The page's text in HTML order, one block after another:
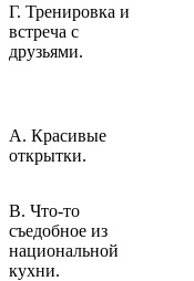
Г. Тренировка и
встреча с
друзьями.
А. Красивые
открытки.
В. Что-то
съедобное из
национальной
кухни.